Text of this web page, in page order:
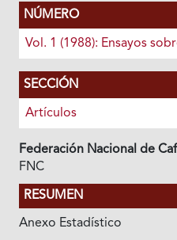
NÚMERO
Vol. 1 (1988): Ensayos
SECCIÓN
Artículos
Federación Nacional de
FNC
RESUMEN
Anexo Estadístico